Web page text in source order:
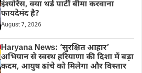
इंश्योरेंस, क्या थर्ड पार्टी बीमा करवाना
फायदेमंद है?
August 7, 2026
Haryana News: ‘सुरक्षित आहार’
अभियान से स्वस्थ हरियाणा की दिशा में बड़ा
कदम, आयुष ढांचे को मिलेगा और विस्तार